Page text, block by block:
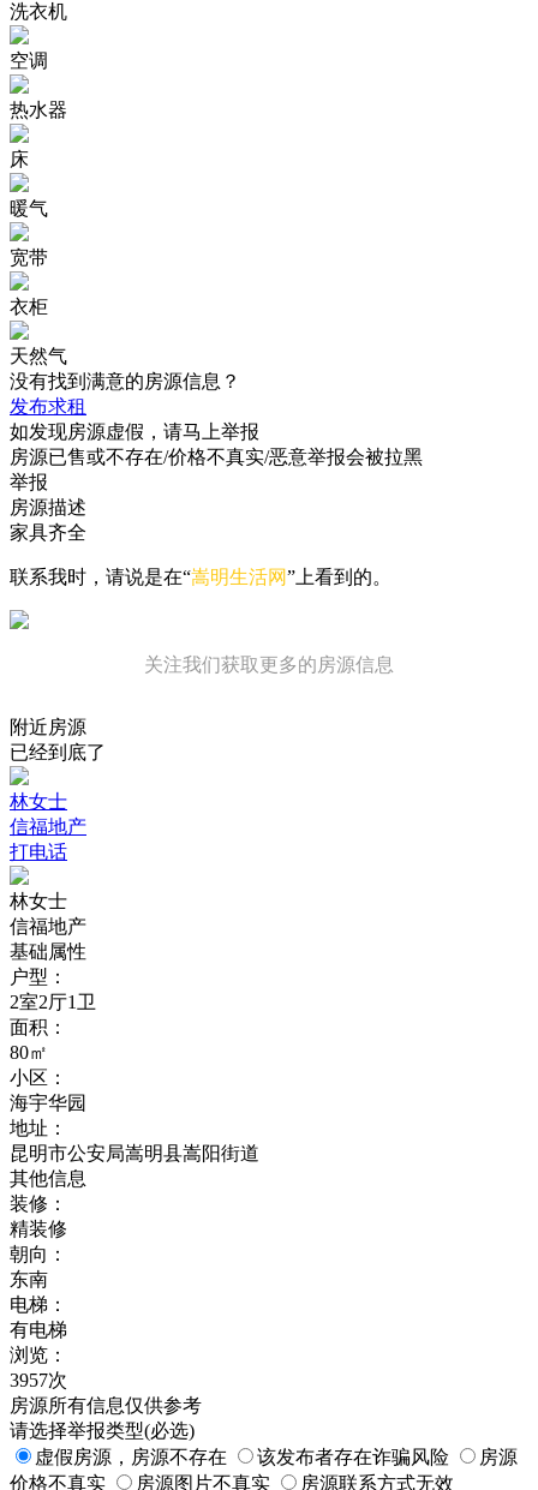
洗衣机
空调
热水器
床
暖气
宽带
衣柜
天然气
没有找到满意的房源信息？
发布求租
如发现房源虚假，请马上举报
房源已售或不存在/价格不真实/恶意举报会被拉黑
举报
房源描述
家具齐全
联系我时，请说是在“嵩明生活网”上看到的。
关注我们获取更多的房源信息
附近房源
已经到底了
林女士
信福地产
打电话
林女士
信福地产
基础属性
户型：
2室2厅1卫
面积：
80㎡
小区：
海宇华园
地址：
昆明市公安局嵩明县嵩阳街道
其他信息
装修：
精装修
朝向：
东南
电梯：
有电梯
浏览：
3957次
房源所有信息仅供参考
请选择举报类型(必选)
虚假房源，房源不存在
该发布者存在诈骗风险
房源
价格不真实
房源图片不真实 房源联系方式无效